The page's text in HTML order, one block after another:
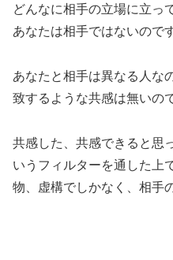
どんなに相手の立場に立っ
あなたは相手ではないのです
あなたと相手は異なる人な
致するような共感は無いの
共感した、共感できると思
いうフィルターを通した上
物、虚構でしかなく、相手